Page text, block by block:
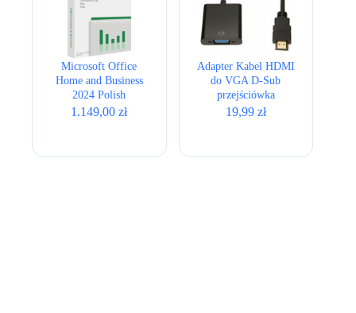
Microsoft Office
Home and Business
2024 Polish
EuroZone dla
1.149,00zł
Adapter Kabel HDMI
do VGA D-Sub
przejściówka
19,99 zł